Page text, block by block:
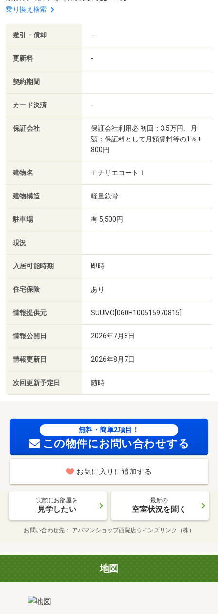
乗り換え検索
敷引・償却 -
更新料 -
契約期間
カード決済 -
保証会社
保証会社利用必 初回：3.5万円、月
額：保証料として月額賃料等の1％+
800円
建物名 モナリエコートＩ
建物構造 軽量鉄骨
駐車場 有 5,500円
現況
入居可能時期 即時
住宅保険 あり
情報提供元 SUUMO[060H100515970815]
情報公開日 2026年7月8日
情報更新日 2026年8月7日
次回更新予定日 随時
無料・簡単2項目！
この物件にお問い合わせする
お気に入りに追加する
実際にお部屋を
見学したい
最新の
空室状況を聞く
お問い合わせ先 アパマンショップ西院店ウインズリンク（株）
地図